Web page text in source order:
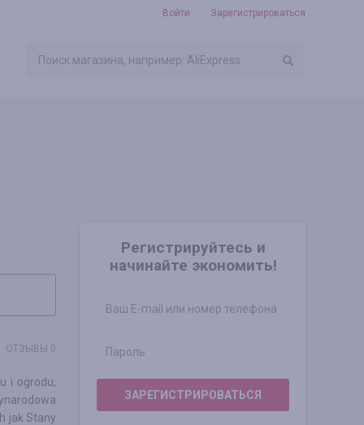
Войти Зарегистрироваться
Регистрируйтесь и
начинайте экономить!
ЗАРЕГИСТРИРОВАТЬСЯ
ОТЗЫВЫ 0
i ogrodu,
jak Stany